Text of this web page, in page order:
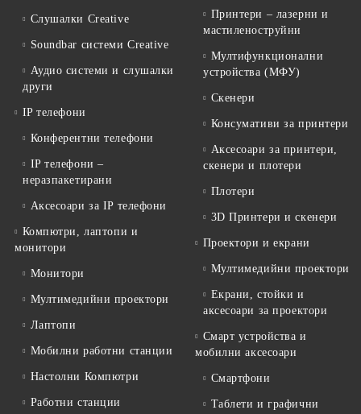
Слушалки Creative
Soundbar системи Creative
Аудио системи и слушалки
други
IP телефони
Конферентни телефони
IP телефони –
неразпакетирани
Аксесоари за IP телефони
Компютри, лаптопи и
монитори
Монитори
Мултимедийни проектори
Лаптопи
Мобилни работни станции
Настолни Компютри
Работни станции
Принтери – лазерни и
мастиленоструйни
Мултифункционални
устройства (МФУ)
Скенери
Консумативи за принтери
Аксесоари за принтери,
скенери и плотери
Плотери
3D Принтери и скенери
Проектори и екрани
Мултимедийни проектори
Екрани, стойки и
аксесоари за проектори
Смарт устройства и
мобилни аксесоари
Смартфони
Таблети и графични